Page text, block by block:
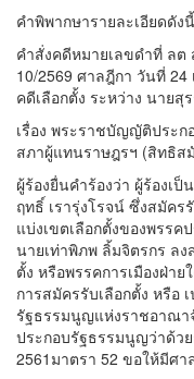
คำพิพากษารายละเอียดดังนี้
คําสั่งคดีหมายเลขดําที่ ล
10/2569 ศาลฎีกา วันที่
คดีเลือกตั้ง ระหว่าง นาย
เรื่อง พระราชบัญญัติประ
สภาผู้แทนราษฎรฯ (สิทธิส
ผู้ร้องยื่นคําร้องว่า ผู้ร้อง
ฤทธิ์ เรารุ่งโรจน์ ซึ่งสมัค
แบ่งเขตเลือกตั้งของพรร
นายเท่าพิภพ ลิ้มจิตรกร ล
ตั้ง หรือพรรคการเมืองฝ่า
การสมัครรับเลือกตั้ง หรือ
รัฐธรรมนูญแห่งราชอาณ
ประกอบรัฐธรรมนูญว่าด้ว
2561มาตรา 52 ขอให้มีศ